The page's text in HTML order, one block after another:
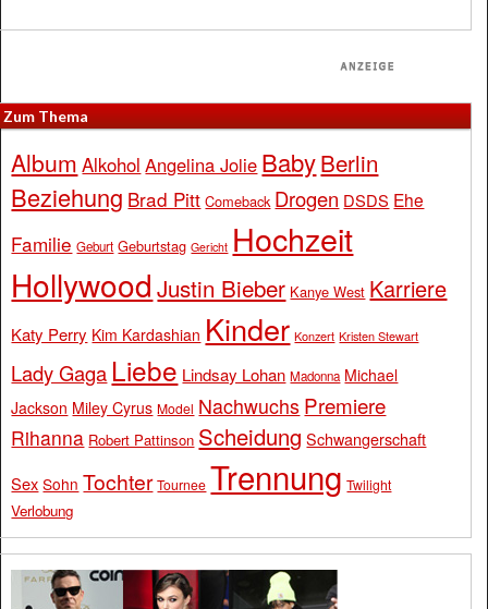
Zum Thema
Album Alkohol Angelina Jolie BabyBerlin
Beziehung Brad Pitt Comeback Drogen DSDS Ehe
Familie Geburt Geburtstag Gericht Hochzeit
Hollywood Justin Bieber Kanye West Karriere
Katy Perry Kim Kardashian Kinder Konzert Kristen Stewart
Lady Gaga Liebe Lindsay Lohan Madonna Michael
Jackson Miley Cyrus Model Nachwuchs Premiere
Rihanna Robert Pattinson Scheidung Schwangerschaft
Sex Sohn Tochter Tournee Trennung Twilight
Verlobung